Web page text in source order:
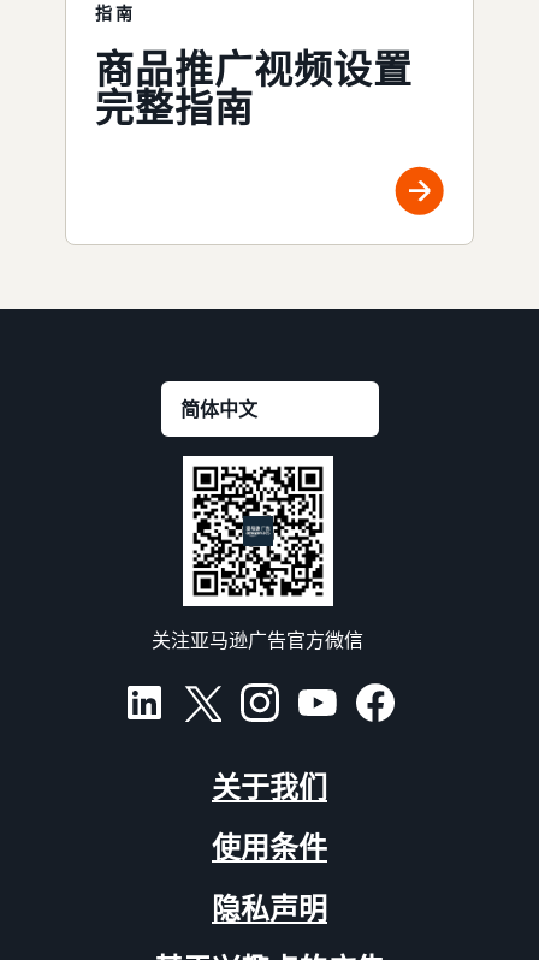
指南
商品推广视频设置
完整指南
关注亚马逊广告官方微信
关于我们
使用条件
隐私声明